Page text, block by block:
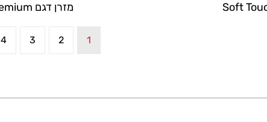
מזרן דגם Double Premium
1
2
3
4